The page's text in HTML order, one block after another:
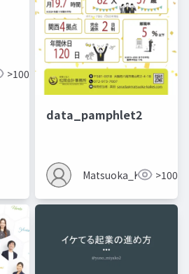
>100
data_pamphlet2
Matsuoka_Kaikei>100